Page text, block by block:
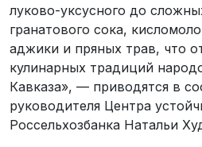
луково-уксусного до
гранатового сока,
аджики и пряных трав, что
кулинарных традиций
Кавказа», — приводятся в
руководителя Центра
Россельхозбанка Натальи